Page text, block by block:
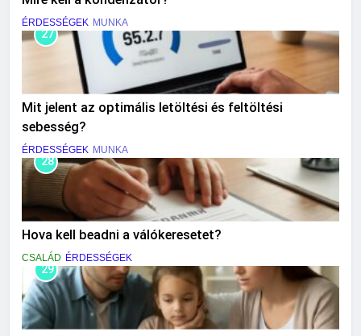
ÉRDESSÉGEK MUNKA
27
Mit jelent az optimális letöltési és feltöltési
sebesség?
ÉRDESSÉGEK MUNKA
28
Hova kell beadni a válókeresetet?
CSALÁD ÉRDESSÉGEK
29